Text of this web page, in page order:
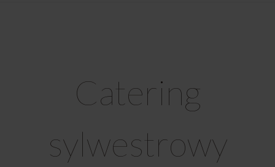
Catering
sylwestrowy